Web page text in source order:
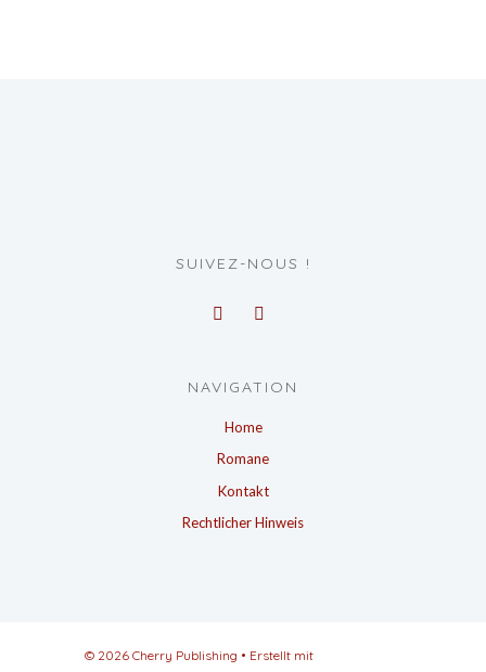
SUIVEZ-NOUS !
NAVIGATION
Home
Romane
Kontakt
Rechtlicher Hinweis
© 2026 Cherry Publishing • Erstellt mit